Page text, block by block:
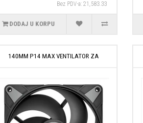
Bez PDV-a: 21,583.33
DODAJ U KORPU
140MM P14 MAX VENTILATOR ZA